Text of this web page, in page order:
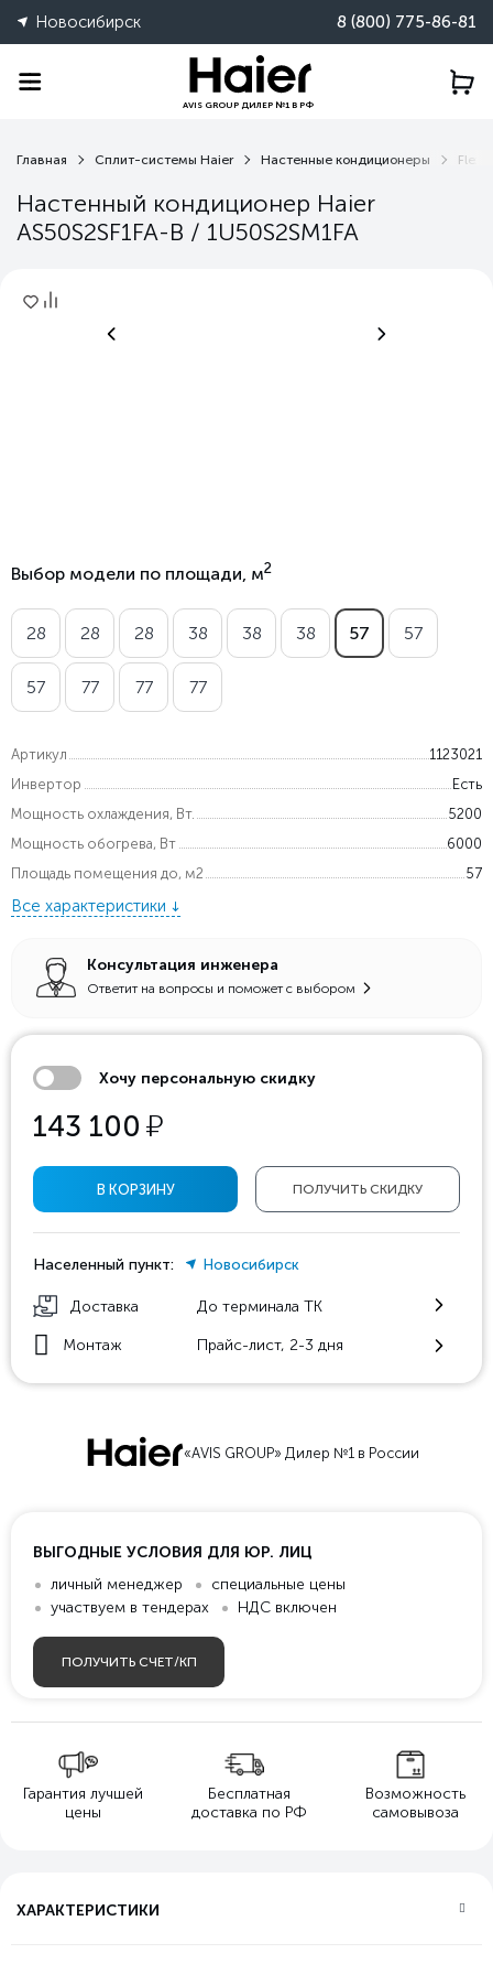
Новосибирск 8 (800) 775-86-81
AVIS GROUP ДИЛЕР №1 В РФ
Главная Сплит-системы Haier Настенные кондиционеры Flexis
Настенный кондиционер Haier
AS50S2SF1FA-B / 1U50S2SM1FA
Выбор модели по площади, м2
28 28 28 38 38 38 57 57
57 77 77 77
Артикул
1123021
Инвертор
Есть
Мощность охлаждения, Вт.
5200
Мощность обогрева, Вт
6000
Площадь помещения до, м2
57
Все характеристики
Консультация инженера
Ответит на вопросы и поможет с выбором
Хочу персональную скидку
143 100 у
ПОЛУЧИТЬ СКИДКУ
В КОРЗИНУ
Населенный пункт: Новосибирск
Доставка До терминала ТК
Монтаж Прайс-лист, 2-3 дня
«AVIS GROUP» Дилер №1 в России
ВЫГОДНЫЕ УСЛОВИЯ ДЛЯ ЮР. ЛИЦ
личный менеджер
специальные цены
участвуем в тендерах
НДС включен
ПОЛУЧИТЬ СЧЕТ/КП
Гарантия лучшей
цены
Бесплатная
доставка по РФ
Возможность
самовывоза
ХАРАКТЕРИСТИКИ